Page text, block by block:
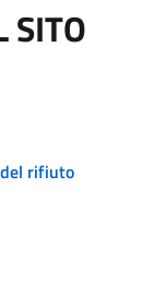
SITO
rifiuto